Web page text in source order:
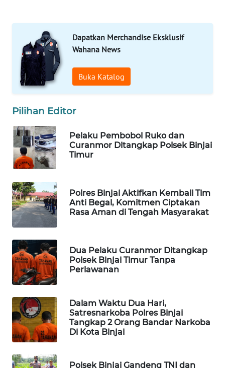
Dapatkan Merchandise Eksklusif
Wahana News
Buka Katalog
Pilihan Editor
Pelaku Pembobol Ruko dan
Curanmor Ditangkap Polsek Binjai
Timur
Polres Binjai Aktifkan Kembali Tim
Anti Begal, Komitmen Ciptakan
Rasa Aman di Tengah Masyarakat
Dua Pelaku Curanmor Ditangkap
Polsek Binjai Timur Tanpa
Perlawanan
Dalam Waktu Dua Hari,
Satresnarkoba Polres Binjai
Tangkap 2 Orang Bandar Narkoba
Di Kota Binjai
Polsek Binjai Gandeng TNI dan
LISTRIK
MASYARAKAT
KELISTRIKAN
WALINKI
ID
ID
MARTABAT
NET
PLN
WATCH
LPKKI
LKKI
KOPEKLIN
PORTAL